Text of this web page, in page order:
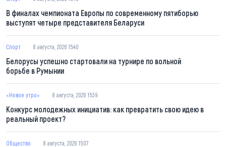
В финалах чемпионата Европы по современному пятиборью
выступят четыре представителя Беларуси
Спорт 8 августа, 2026 15:40
Белорусы успешно стартовали на турнире по вольной
борьбе в Румынии
«Новое утро» 8 августа, 2026 15:39
Конкурс молодежных инициатив: как превратить свою идею в
реальный проект?
Общество 8 августа, 2026 15:07